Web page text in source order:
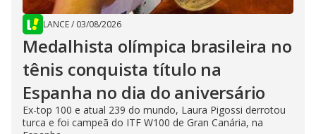
LANCE/ 03/08/2026
Medalhista olímpica brasileira no
tênis conquista título na
Espanha no dia do aniversário
Ex-top 100 e atual 239 do mundo, Laura Pigossi derrotou
turca e foi campeã do ITF W100 de Gran Canária, na